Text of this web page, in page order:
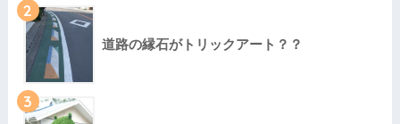
2
道路の縁石がトリックアート？？
3